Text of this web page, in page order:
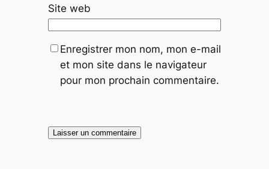
Site web
Enregistrer mon nom, mon e-mail
et mon site dans le navigateur
pour mon prochain commentaire.